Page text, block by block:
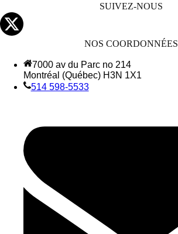
SUIVEZ-NOUS
NOS COORDONNÉES
7000 av du Parc no 214
Montréal (Québec) H3N 1X1
514 598-5533